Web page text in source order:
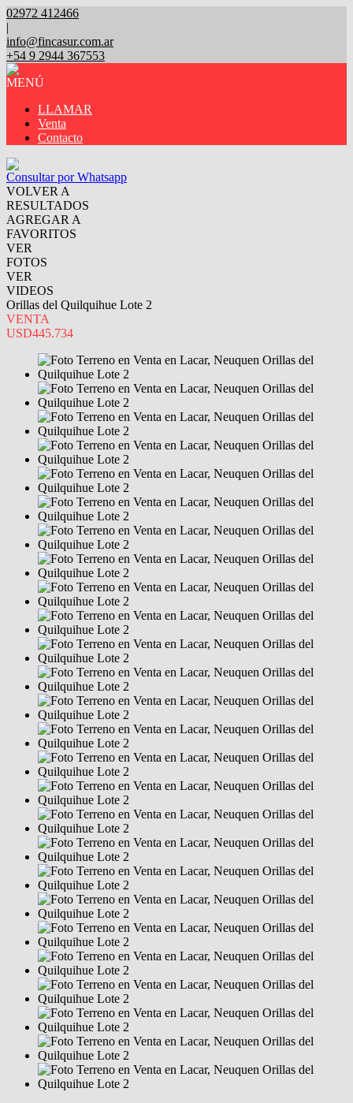
02972 412466
|
info@fincasur.com.ar
+54 9 2944 367553
MENÚ
LLAMAR
Venta
Contacto
Consultar por Whatsapp
VOLVER A
RESULTADOS
AGREGAR A
FAVORITOS
VER
FOTOS
VER
VIDEOS
Orillas del Quilquihue Lote 2
VENTA
USD445.734